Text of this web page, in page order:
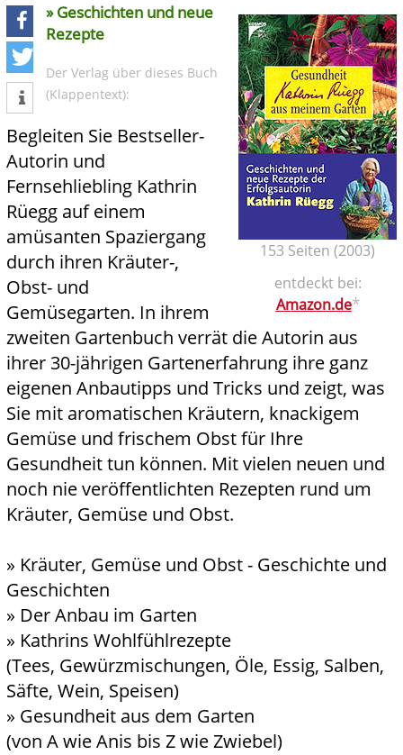
teilen
tweet
153 Seiten (2003)
entdeckt bei:
Amazon.de*
» Geschichten und neue
Rezepte
Der Verlag über dieses Buch
(Klappentext):
Begleiten Sie Bestseller-
Autorin und
Fernsehliebling Kathrin
Rüegg auf einem
amüsanten Spaziergang
durch ihren Kräuter-,
Obst- und
Gemüsegarten. In ihrem
zweiten Gartenbuch verrät die Autorin aus
ihrer 30-jährigen Gartenerfahrung ihre ganz
eigenen Anbautipps und Tricks und zeigt, was
Sie mit aromatischen Kräutern, knackigem
Gemüse und frischem Obst für Ihre
Gesundheit tun können. Mit vielen neuen und
noch nie veröffentlichten Rezepten rund um
Kräuter, Gemüse und Obst.
» Kräuter, Gemüse und Obst - Geschichte und
Geschichten
» Der Anbau im Garten
» Kathrins Wohlfühlrezepte
(Tees, Gewürzmischungen, Öle, Essig, Salben,
Säfte, Wein, Speisen)
» Gesundheit aus dem Garten
(von A wie Anis bis Z wie Zwiebel)